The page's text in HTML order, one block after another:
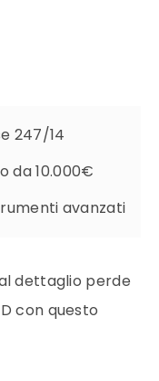
247/14
da 10.000€
avanzati
dettaglio perde
con questo